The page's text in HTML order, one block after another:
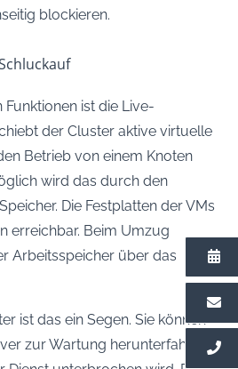
blockieren.
Funktionen ist die Live-
der Cluster aktive virtuelle
Betrieb von einem Knoten
wird das durch den
Die Festplatten der VMs
erreichbar. Beim Umzug
Arbeitsspeicher über das
ist das ein Segen. Sie können
zur Wartung herunterfahren,